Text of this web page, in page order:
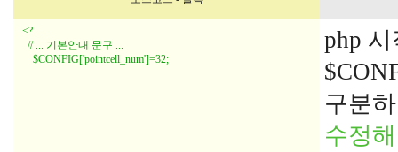
<? ......
// ... 기본안내 문구 ...
$CONFIG['pointcell_num']=32;
php
구분
수정